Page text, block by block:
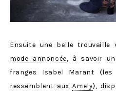
Ensuite une belle
mode annoncée, à savoir
franges Isabel Marant
ressemblent auxAmely),